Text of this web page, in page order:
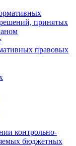
принятых
правовых
контрольно-
бюджетных